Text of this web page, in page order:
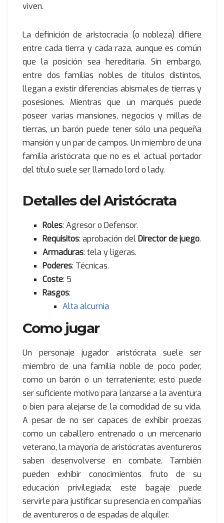
viven.
La definición de aristocracia (o nobleza) difiere
entre cada tierra y cada raza, aunque es común
que la posición sea hereditaria. Sin embargo,
entre dos familias nobles de títulos distintos,
llegan a existir diferencias abismales de tierras y
posesiones. Mientras que un marqués puede
poseer varias mansiones, negocios y millas de
tierras, un barón puede tener sólo una pequeña
mansión y un par de campos. Un miembro de una
familia aristócrata que no es el actual portador
del título suele ser llamado lord o lady.
Detalles del Aristócrata
Roles: Agresor o Defensor.
Requisitos: aprobación delDirector de juego.
Armaduras: tela y ligeras.
Poderes: Técnicas.
Coste: 5
Rasgos:
Alta alcurnia
Como jugar
Un personaje jugador aristócrata suele ser
miembro de una familia noble de poco poder,
como un barón o un terrateniente; esto puede
ser suficiente motivo para lanzarse a la aventura
o bien para alejarse de la comodidad de su vida.
A pesar de no ser capaces de exhibir proezas
como un caballero entrenado o un mercenario
veterano, la mayoría de aristócratas aventureros
saben desenvolverse en combate. También
pueden exhibir conocimientos fruto de su
educación privilegiada; este bagaje puede
servirle para justificar su presencia en compañías
de aventureros o de espadas de alquiler.